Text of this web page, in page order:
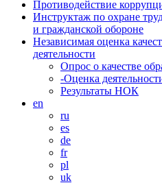
Противодействие
Инструктаж по охране
и гражданской обороне
Независимая оценка
деятельности
Опрос о качестве
-Оценка
Результаты НОК
en
ru
es
de
fr
pl
uk